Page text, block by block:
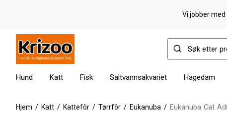
Vi jobber
Hund Katt Fisk Saltvannsakvariet Hagedam
Hjem / Katt / Kattefôr / Tørrfôr / Eukanuba / Eukanuba Cat